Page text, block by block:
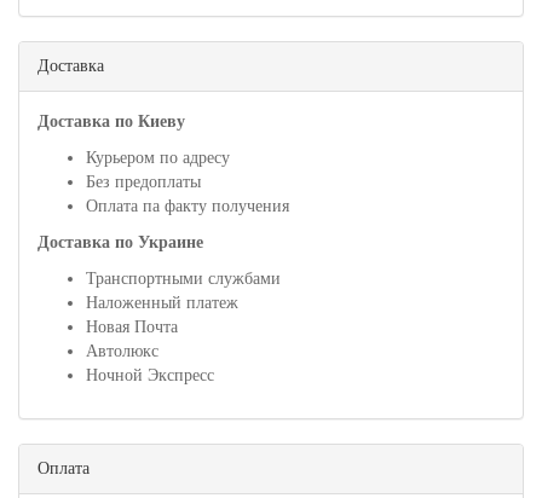
Доставка
Доставка по Киеву
Курьером по адресу
Без предоплаты
Оплата па факту получения
Доставка по Украине
Транспортными службами
Наложенный платеж
Новая Почта
Автолюкс
Ночной Экспресс
Оплата